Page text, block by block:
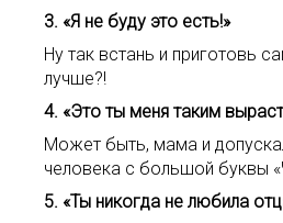
3. «Я не буду это есть!»
Ну так встань и приготовь
лучше?!
4. «Это ты меня таким
Может быть, мама и
человека с большой буквы
5. «Ты никогда не любила